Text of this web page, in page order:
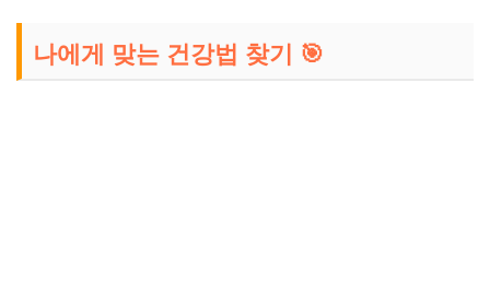
나에게 맞는 건강법 찾기 🎯